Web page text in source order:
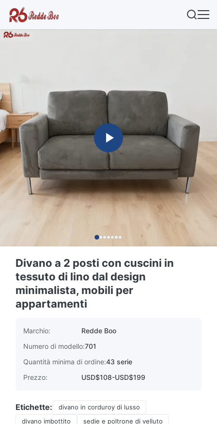
Divano a 2 posti con cuscini in
tessuto di lino dal design
minimalista, mobili per
appartamenti
Marchio:
Redde Boo
Numero di modello:701
Quantità minima di ordine:43 serie
Prezzo:
USD$108-USD$199
Etichette:
divano in corduroy di lusso
divano imbottito
sedie e poltrone di velluto